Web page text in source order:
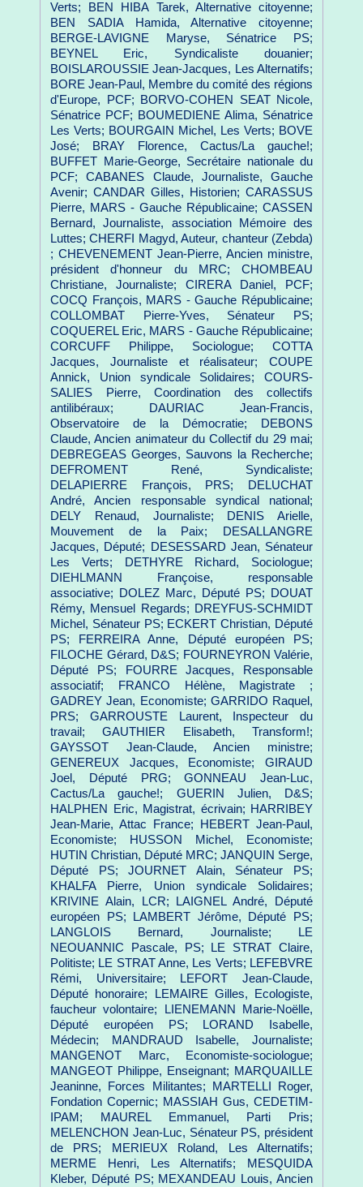
Verts; BEN HIBA Tarek, Alternative citoyenne;
BEN SADIA Hamida, Alternative citoyenne;
BERGE-LAVIGNE Maryse, Sénatrice PS;
BEYNEL Eric, Syndicaliste douanier;
BOISLAROUSSIE Jean-Jacques, Les Alternatifs;
BORE Jean-Paul, Membre du comité des régions
d'Europe, PCF; BORVO-COHEN SEAT Nicole,
Sénatrice PCF; BOUMEDIENE Alima, Sénatrice
Les Verts; BOURGAIN Michel, Les Verts; BOVE
José; BRAY Florence, Cactus/La gauche!;
BUFFET Marie-George, Secrétaire nationale du
PCF; CABANES Claude, Journaliste, Gauche
Avenir; CANDAR Gilles, Historien; CARASSUS
Pierre, MARS - Gauche Républicaine; CASSEN
Bernard, Journaliste, association Mémoire des
Luttes; CHERFI Magyd, Auteur, chanteur (Zebda)
; CHEVENEMENT Jean-Pierre, Ancien ministre,
président d'honneur du MRC; CHOMBEAU
Christiane, Journaliste; CIRERA Daniel, PCF;
COCQ François, MARS - Gauche Républicaine;
COLLOMBAT Pierre-Yves, Sénateur PS;
COQUEREL Eric, MARS - Gauche Républicaine;
CORCUFF Philippe, Sociologue; COTTA
Jacques, Journaliste et réalisateur; COUPE
Annick, Union syndicale Solidaires; COURS-
SALIES Pierre, Coordination des collectifs
antilibéraux; DAURIAC Jean-Francis,
Observatoire de la Démocratie; DEBONS
Claude, Ancien animateur du Collectif du 29 mai;
DEBREGEAS Georges, Sauvons la Recherche;
DEFROMENT René, Syndicaliste;
DELAPIERRE François, PRS; DELUCHAT
André, Ancien responsable syndical national;
DELY Renaud, Journaliste; DENIS Arielle,
Mouvement de la Paix; DESALLANGRE
Jacques, Député; DESESSARD Jean, Sénateur
Les Verts; DETHYRE Richard, Sociologue;
DIEHLMANN Françoise, responsable
associative; DOLEZ Marc, Député PS; DOUAT
Rémy, Mensuel Regards; DREYFUS-SCHMIDT
Michel, Sénateur PS; ECKERT Christian, Député
PS; FERREIRA Anne, Député européen PS;
FILOCHE Gérard, D&S; FOURNEYRON Valérie,
Député PS; FOURRE Jacques, Responsable
associatif; FRANCO Hélène, Magistrate ;
GADREY Jean, Economiste; GARRIDO Raquel,
PRS; GARROUSTE Laurent, Inspecteur du
travail; GAUTHIER Elisabeth, Transform!;
GAYSSOT Jean-Claude, Ancien ministre;
GENEREUX Jacques, Economiste; GIRAUD
Joel, Député PRG; GONNEAU Jean-Luc,
Cactus/La gauche!; GUERIN Julien, D&S;
HALPHEN Eric, Magistrat, écrivain; HARRIBEY
Jean-Marie, Attac France; HEBERT Jean-Paul,
Economiste; HUSSON Michel, Economiste;
HUTIN Christian, Député MRC; JANQUIN Serge,
Député PS; JOURNET Alain, Sénateur PS;
KHALFA Pierre, Union syndicale Solidaires;
KRIVINE Alain, LCR; LAIGNEL André, Député
européen PS; LAMBERT Jérôme, Député PS;
LANGLOIS Bernard, Journaliste; LE
NEOUANNIC Pascale, PS; LE STRAT Claire,
Politiste; LE STRAT Anne, Les Verts; LEFEBVRE
Rémi, Universitaire; LEFORT Jean-Claude,
Député honoraire; LEMAIRE Gilles, Ecologiste,
faucheur volontaire; LIENEMANN Marie-Noëlle,
Député européen PS; LORAND Isabelle,
Médecin; MANDRAUD Isabelle, Journaliste;
MANGENOT Marc, Economiste-sociologue;
MANGEOT Philippe, Enseignant; MARQUAILLE
Jeaninne, Forces Militantes; MARTELLI Roger,
Fondation Copernic; MASSIAH Gus, CEDETIM-
IPAM; MAUREL Emmanuel, Parti Pris;
MELENCHON Jean-Luc, Sénateur PS, président
de PRS; MERIEUX Roland, Les Alternatifs;
MERME Henri, Les Alternatifs; MESQUIDA
Kleber, Député PS; MEXANDEAU Louis, Ancien